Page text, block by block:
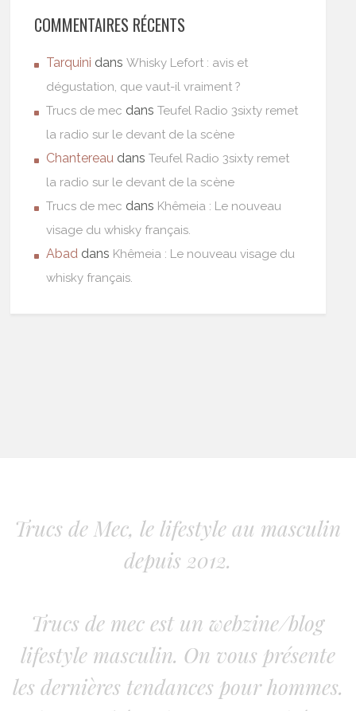
COMMENTAIRES RÉCENTS
Tarquini dansWhisky Lefort : avis et
dégustation, que vaut-il vraiment ?
Trucs de mec dansTeufel Radio 3sixty remet
la radio sur le devant de la scène
Chantereau dansTeufel Radio 3sixty remet
la radio sur le devant de la scène
Trucs de mec dans Khêmeia : Le nouveau
visage du whisky français.
Abad dans Khêmeia : Le nouveau visage du
whisky français.
Trucs de Mec, le lifestyle au masculin
depuis 2012.
Trucs de mec est un webzine/blog
lifestyle masculin. On vous présente
les dernières tendances pour hommes.